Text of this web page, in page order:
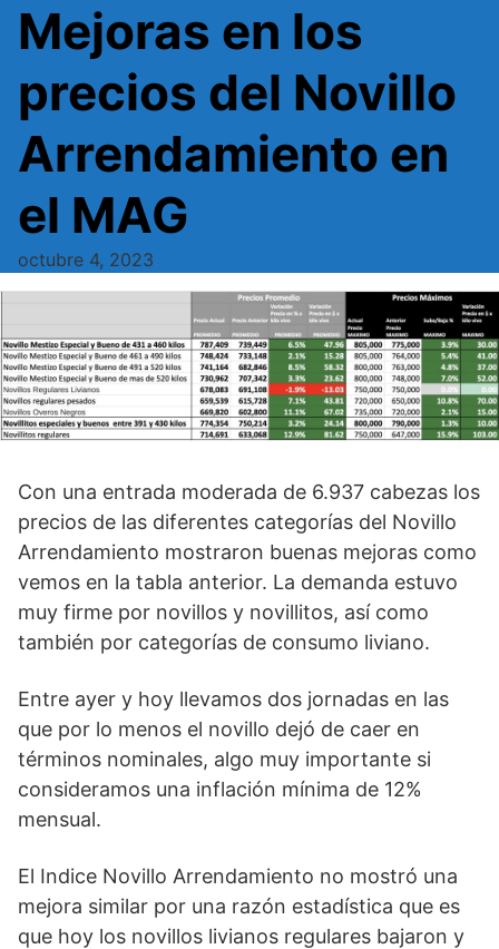
Mejoras en los
precios del Novillo
Arrendamiento en
el MAG
octubre 4, 2023
Con una entrada moderada de 6.937 cabezas los
precios de las diferentes categorías del Novillo
Arrendamiento mostraron buenas mejoras como
vemos en la tabla anterior. La demanda estuvo
muy firme por novillos y novillitos, así como
también por categorías de consumo liviano.
Entre ayer y hoy llevamos dos jornadas en las
que por lo menos el novillo dejó de caer en
términos nominales, algo muy importante si
consideramos una inflación mínima de 12%
mensual.
El Indice Novillo Arrendamiento no mostró una
mejora similar por una razón estadística que es
que hoy los novillos livianos regulares bajaron y